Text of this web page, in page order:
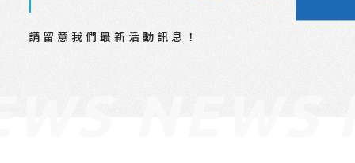
請留意我們最新活動訊息！